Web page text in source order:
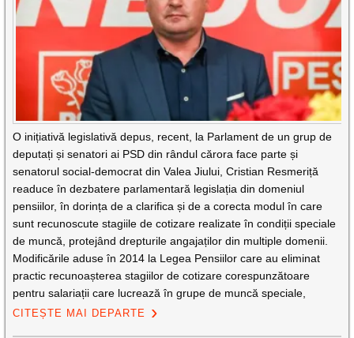
O inițiativă legislativă depus, recent, la Parlament de un grup de
deputați și senatori ai PSD din rândul cărora face parte și
senatorul social-democrat din Valea Jiului, Cristian Resmeriță
readuce în dezbatere parlamentară legislația din domeniul
pensiilor, în dorința de a clarifica și de a corecta modul în care
sunt recunoscute stagiile de cotizare realizate în condiții speciale
de muncă, protejând drepturile angajaților din multiple domenii.
Modificările aduse în 2014 la Legea Pensiilor care au eliminat
practic recunoașterea stagiilor de cotizare corespunzătoare
pentru salariații care lucrează în grupe de muncă speciale,
CITEȘTE MAI DEPARTE